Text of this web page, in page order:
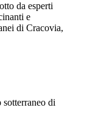
da esperti
e
di Cracovia,
di